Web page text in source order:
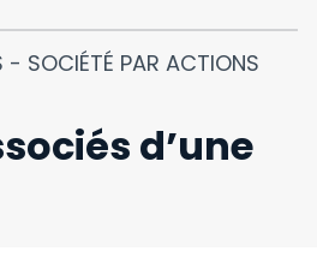
- SOCIÉTÉ PAR ACTIONS
d’une